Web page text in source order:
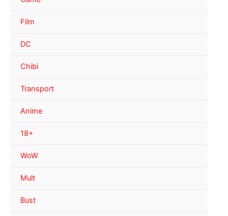
Film
DC
Chibi
Transport
Anime
18+
WoW
Mult
Bust